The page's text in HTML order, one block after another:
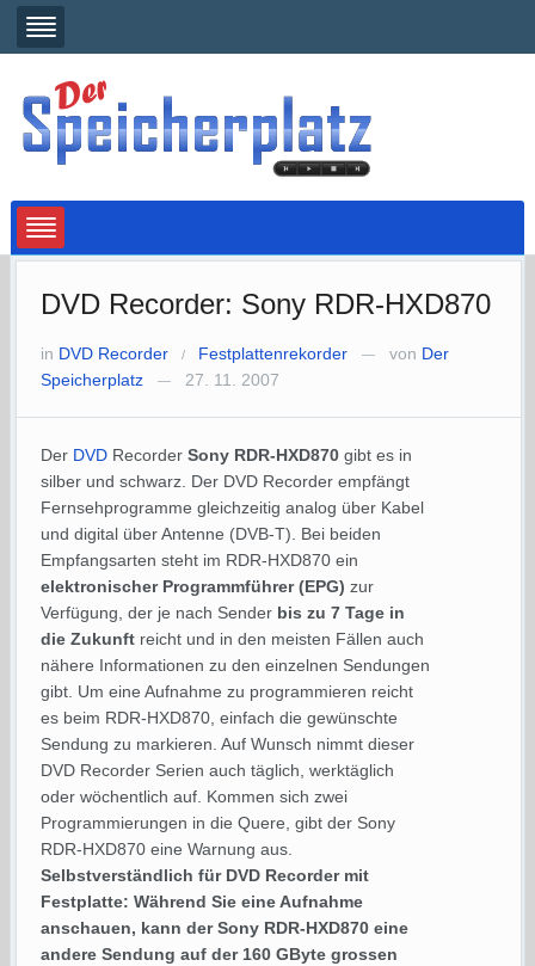
DVD Recorder: Sony RDR-HXD870
in DVD Recorder / Festplattenrekorder — von Der
Speicherplatz
— 27. 11. 2007
Der DVD RecorderSony RDR-HXD870 gibt es in
silber und schwarz. Der DVD Recorder empfängt
Fernsehprogramme gleichzeitig analog über Kabel
und digital über Antenne (DVB-T). Bei beiden
Empfangsarten steht im RDR-HXD870 ein
elektronischer Programmführer (EPG) zur
Verfügung, der je nach Sender bis zu 7 Tage in
die Zukunft reicht und in den meisten Fällen auch
nähere Informationen zu den einzelnen Sendungen
gibt. Um eine Aufnahme zu programmieren reicht
es beim RDR-HXD870, einfach die gewünschte
Sendung zu markieren. Auf Wunsch nimmt dieser
DVD Recorder Serien auch täglich, werktäglich
oder wöchentlich auf. Kommen sich zwei
Programmierungen in die Quere, gibt der Sony
RDR-HXD870 eine Warnung aus.
Selbstverständlich für DVD Recorder mit
Festplatte: Während Sie eine Aufnahme
anschauen, kann der Sony RDR-HXD870 eine
andere Sendung auf der 160 GByte grossen